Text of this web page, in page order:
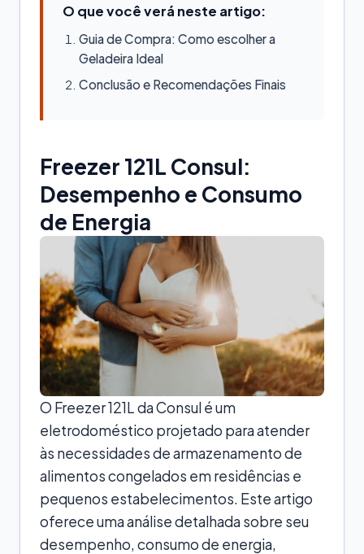
O que você verá neste artigo:
Guia de Compra: Como escolher a
Geladeira Ideal
Conclusão e Recomendações Finais
Freezer 121L Consul:
Desempenho e Consumo
de Energia
O Freezer 121L da Consul é um
eletrodoméstico projetado para atender
às necessidades de armazenamento de
alimentos congelados em residências e
pequenos estabelecimentos. Este artigo
oferece uma análise detalhada sobre seu
desempenho, consumo de energia,